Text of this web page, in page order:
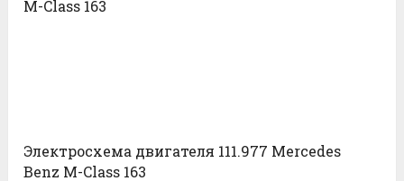
M-Class 163
Электросхема двигателя 111.977 Mercedes
Benz M-Class 163